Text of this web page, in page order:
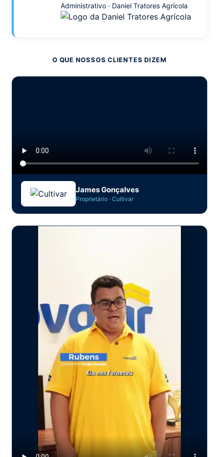
Administrativo · Daniel Tratores Agrícola
O QUE NOSSOS CLIENTES DIZEM
James Gonçalves
Proprietário · Cultivar